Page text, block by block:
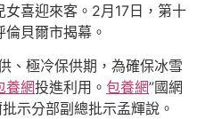
喜迎來客。2月17日，第十
貝爾市揭幕。
、極冷保供期，為確保冰雪
養網投進利用。 包養網”國網
示分部副總批示孟輝說。